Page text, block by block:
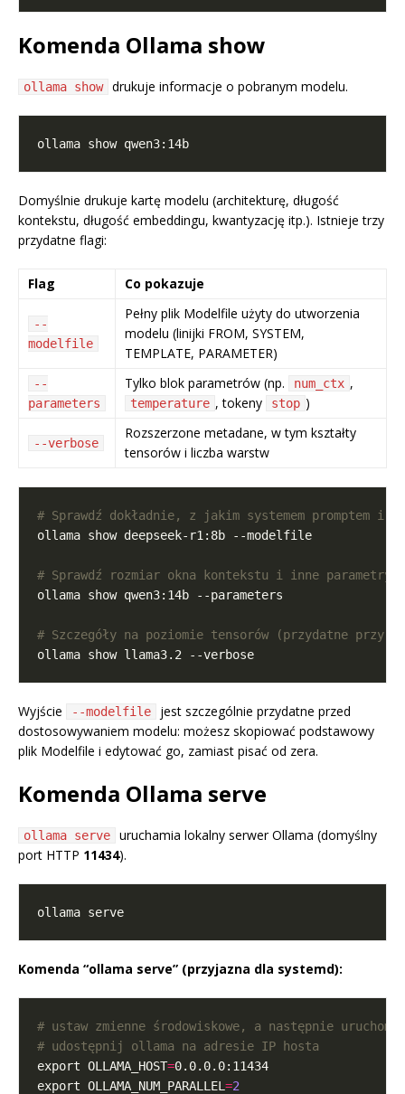
Komenda Ollama show
ollama show drukuje informacje o pobranym modelu.
Domyślnie drukuje kartę modelu (architekturę, długość
kontekstu, długość embeddingu, kwantyzację itp.). Istnieje trzy
przydatne flagi:
Flag Co pokazuje
--
modelfile
Pełny plik Modelfile użyty do utworzenia
modelu (linijki FROM, SYSTEM,
TEMPLATE, PARAMETER)
--
parameters
Tylko blok parametrów (np. num_ctx ,
temperature , tokeny stop )
--verbose
Rozszerzone metadane, w tym kształty
tensorów i liczba warstw
# Sprawdź dokładnie, z jakim systemem promptem i
# Sprawdź rozmiar okna kontekstu i inne parametry
# Szczegóły na poziomie tensorów (przydatne przy
Wyjście --modelfile
jest szczególnie przydatne przed
dostosowywaniem modelu: możesz skopiować podstawowy
plik Modelfile i edytować go, zamiast pisać od zera.
Komenda Ollama serve
ollama serve
uruchamia lokalny serwer Ollama (domyślny
port HTTP 11434).
Komenda “ollama serve” (przyjazna dla systemd):
# ustaw zmienne środowiskowe, a następnie uruchom
# udostępnij ollama na adresie IP hosta
export OLLAMA_HOST=
export OLLAMA_NUM_PARALLEL =2